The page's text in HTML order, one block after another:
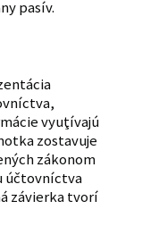
pasív.
vyuţívajú
zostavuje
zákonom
účtovníctva
závierka tvorí